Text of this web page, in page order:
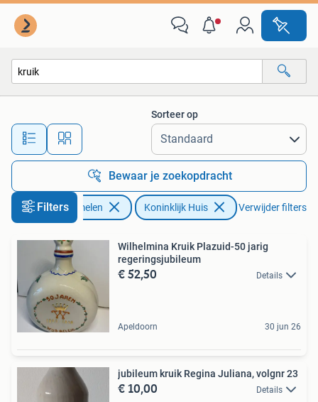
Alle afstanden…
Sorteer op
Bewaar je zoekopdracht
Filters
Verzamelen Koninklijk Huis Verwijder filters
Wilhelmina Kruik Plazuid-50 jarig
regeringsjubileum
€ 52,50 Details
Apeldoorn 30 jun 26
jubileum kruik Regina Juliana, volgnr 23
€ 10,00 Details